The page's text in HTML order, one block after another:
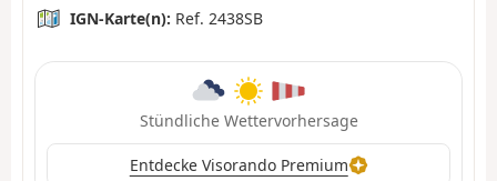
IGN-Karte(n): Ref. 2438SB
Stündliche Wettervorhersage
Entdecke Visorando Premium